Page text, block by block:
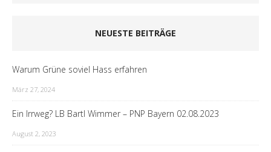
NEUESTE BEITRÄGE
Warum Grüne soviel Hass erfahren
März 27, 2024
Ein Irrweg? LB Bartl Wimmer – PNP Bayern 02.08.2023
August 2, 2023